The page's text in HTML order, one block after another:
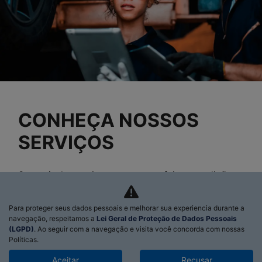
Revisão Citroën
Peças e acessórios
CONTATO
Fale agora com um consultor
Trabalhe conosco
Política de privacidade
No trânsito, enxergar o outro salva vidas.
02.457.732/0001-30
Para proteger seus dados pessoais e melhorar sua experiencia durante a
navegação, respeitamos a Lei Geral de Proteção de Dados Pessoais
(LGPD). Ao seguir com a navegação e visita você concorda com nossas
Políticas.
Aceitar Recusar